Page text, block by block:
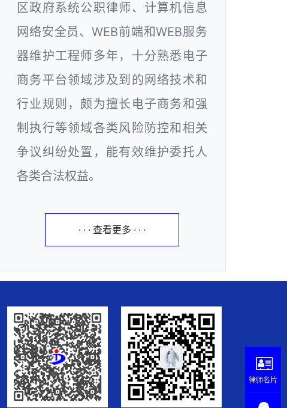
区政府系统公职律师、计算机信息
网络安全员、WEB前端和WEB服务
器维护工程师多年，十分熟悉电子
商务平台领域涉及到的网络技术和
行业规则，颇为擅长电子商务和强
制执行等领域各类风险防控和相关
争议纠纷处置，能有效维护委托人
各类合法权益。
· · · 查看更多 · · ·
律师名片